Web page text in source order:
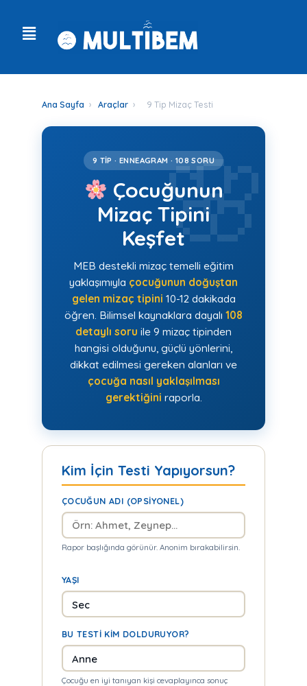
Ana Sayfa › Araçlar › 9 Tip Mizaç Testi
9 TIP · ENNEAGRAM · 108 SORU
Çocuğunun
Mizaç Tipini
Keşfet
MEB destekli mizaç temelli eğitim
yaklaşımıyla çocuğunun doğuştan
gelen mizaç tipini 10-12 dakikada
öğren. Bilimsel kaynaklara dayalı 108
detaylı soru ile 9 mizaç tipinden
hangisi olduğunu, güçlü yönlerini,
dikkat edilmesi gereken alanları ve
çocuğa nasıl yaklaşılması
gerektiğini raporla.
Kim İçin Testi Yapıyorsun?
ÇOCUĞUN ADI (OPSIYONEL)
Rapor başlığında görünür. Anonim bırakabilirsin.
YAŞI
BU TESTI KIM DOLDURUYOR?
Çocuğu en iyi tanıyan kişi cevaplayınca sonuç